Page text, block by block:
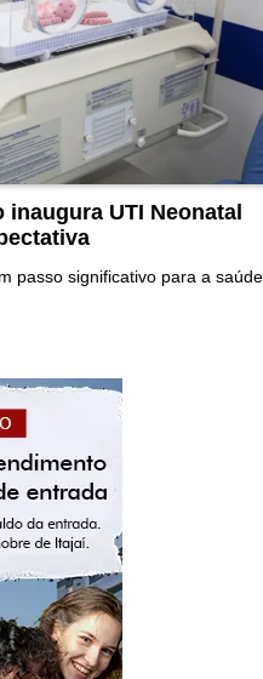
UTI Neonatal
passo significativo para a saúde